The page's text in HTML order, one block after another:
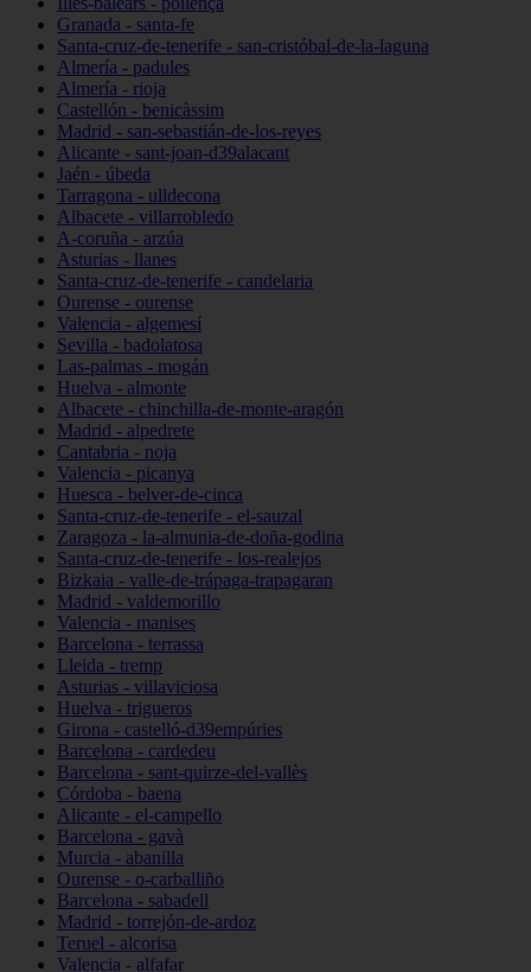
Granada - santa-fe
Santa-cruz-de-tenerife - san-cristóbal-de-la-laguna
Almería - padules
Almería - rioja
Castellón - benicàssim
Madrid - san-sebastián-de-los-reyes
Alicante - sant-joan-d39alacant
Jaén - úbeda
Tarragona - ulldecona
Albacete - villarrobledo
A-coruña - arzúa
Asturias - llanes
Santa-cruz-de-tenerife - candelaria
Ourense - ourense
Valencia - algemesí
Sevilla - badolatosa
Las-palmas - mogán
Huelva - almonte
Albacete - chinchilla-de-monte-aragón
Madrid - alpedrete
Cantabria - noja
Valencia - picanya
Huesca - belver-de-cinca
Santa-cruz-de-tenerife - el-sauzal
Zaragoza - la-almunia-de-doña-godina
Santa-cruz-de-tenerife - los-realejos
Bizkaia - valle-de-trápaga-trapagaran
Madrid - valdemorillo
Valencia - manises
Barcelona - terrassa
Lleida - tremp
Asturias - villaviciosa
Huelva - trigueros
Girona - castelló-d39empúries
Barcelona - cardedeu
Barcelona - sant-quirze-del-vallès
Córdoba - baena
Alicante - el-campello
Barcelona - gavà
Murcia - abanilla
Ourense - o-carballiño
Barcelona - sabadell
Madrid - torrejón-de-ardoz
Teruel - alcorisa
Valencia - alfafar